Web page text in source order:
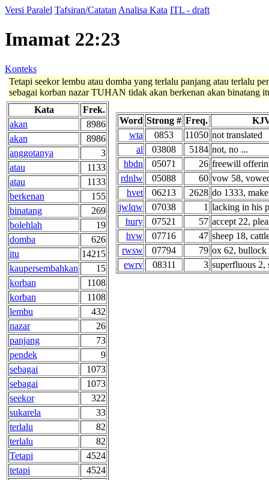
Versi Paralel Tafsiran/Catatan Analisa Kata ITL - draft
Imamat 22:23
Konteks
Tetapi seekor lembu atau domba yang terlalu panjang atau terlalu
sebagai korban nazar TUHAN tidak akan berkenan akan binatang
Kata
Frek.
akan
8986
akan
8986
anggotanya
3
atau
1133
atau
1133
berkenan
155
binatang
269
bolehlah
19
domba
626
itu
14215
kaupersembahkan
15
korban
1108
korban
1108
lembu
432
nazar
26
panjang
73
pendek
9
sebagai
1073
sebagai
1073
seekor
322
sukarela
33
terlalu
82
terlalu
82
Tetapi
4524
tetapi
4524
Word Strong # Freq.
wta
0853 11050 not translated
al
03808 5184 not, no ...
hbdn
05071 26 freewill
rdnlw
05088 60 vow 58,
hvet
06213 2628 do 1333,
jwlqw
07038 1 lacking in his
hury
07521 57 accept 22,
hvw
07716 47 sheep 18,
rwsw
07794 79 ox 62, bullock
ewrv
08311 3 superfluous 2,